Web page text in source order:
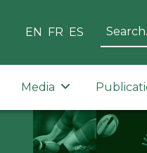
EN FR ES
Media